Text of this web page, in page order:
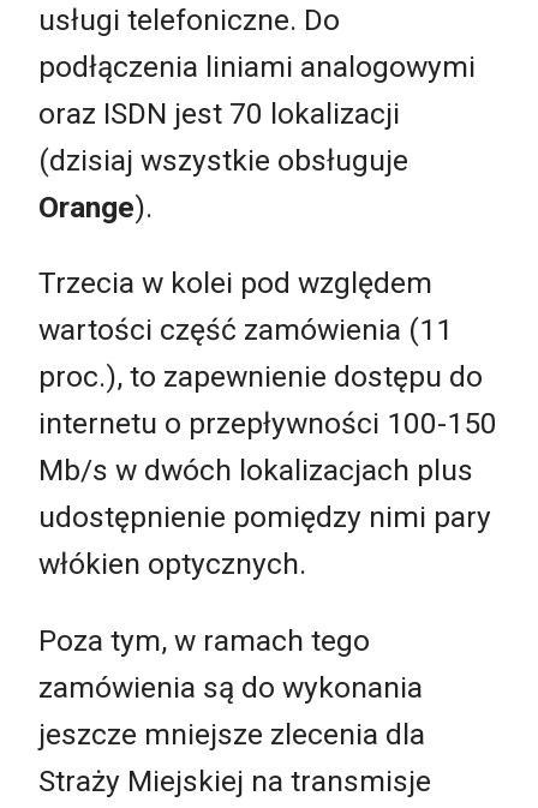
usługi telefoniczne. Do
podłączenia liniami analogowymi
oraz ISDN jest 70 lokalizacji
(dzisiaj wszystkie obsługuje
Orange).
Trzecia w kolei pod względem
wartości część zamówienia (11
proc.), to zapewnienie dostępu do
internetu o przepływności 100-150
Mb/s w dwóch lokalizacjach plus
udostępnienie pomiędzy nimi pary
włókien optycznych.
Poza tym, w ramach tego
zamówienia są do wykonania
jeszcze mniejsze zlecenia dla
Straży Miejskiej na transmisje